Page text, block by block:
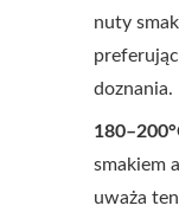
nuty
doznania.
smakiem
uważa